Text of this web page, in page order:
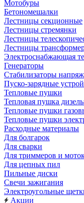
Мотобуры
Бетономешалки
Лестницы секционные
Лестницы стремянки
Лестницы
Лестницы
Электроснабжающая
Генераторы
Стабилизаторы
Пуско-зарядные
Тепловые пушки
Тепловая пушка
Тепловые пушки
Тепловые пушки
Расходные материалы
Для болгарок
Для сварки
Для триммеров и
Для цепных пил
Пильные диски
Свечи зажигания
Электроугольные
Акции